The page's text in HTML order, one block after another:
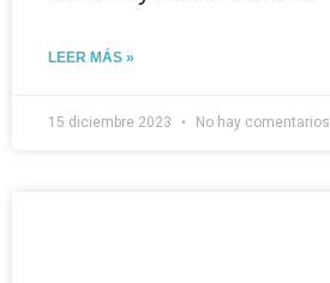
LEER MÁS »
15 diciembre 2023 No hay comentarios